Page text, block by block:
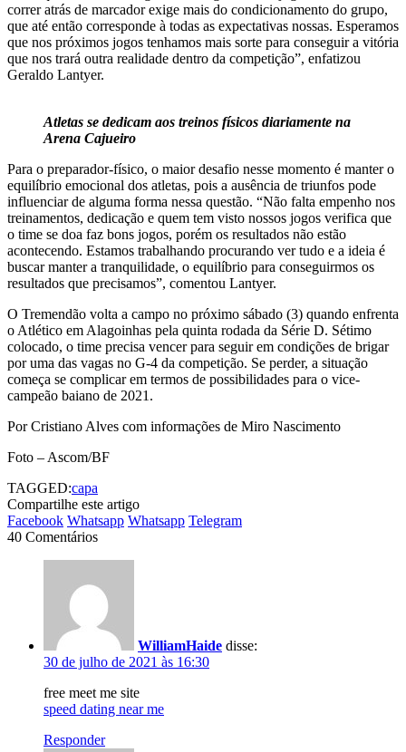
correr atrás de marcador exige mais do condicionamento do grupo,
que até então corresponde à todas as expectativas nossas. Esperamos
que nos próximos jogos tenhamos mais sorte para conseguir a vitória
que nos trará outra realidade dentro da competição”, enfatizou
Geraldo Lantyer.
Atletas se dedicam aos treinos físicos diariamente na
Arena Cajueiro
Para o preparador-físico, o maior desafio nesse momento é manter o
equilíbrio emocional dos atletas, pois a ausência de triunfos pode
influenciar de alguma forma nessa questão. “Não falta empenho nos
treinamentos, dedicação e quem tem visto nossos jogos verifica que
o time se doa faz bons jogos, porém os resultados não estão
acontecendo. Estamos trabalhando procurando ver tudo e a ideia é
buscar manter a tranquilidade, o equilíbrio para conseguirmos os
resultados que precisamos”, comentou Lantyer.
O Tremendão volta a campo no próximo sábado (3) quando enfrenta
o Atlético em Alagoinhas pela quinta rodada da Série D. Sétimo
colocado, o time precisa vencer para seguir em condições de brigar
por uma das vagas no G-4 da competição. Se perder, a situação
começa se complicar em termos de possibilidades para o vice-
campeão baiano de 2021.
Por Cristiano Alves com informações de Miro Nascimento
Foto – Ascom/BF
TAGGED:capa
Compartilhe este artigo
Facebook Whatsapp Whatsapp Telegram
40 Comentários
WilliamHaide disse:
30 de julho de 2021 às 16:30
free meet me site
speed dating near me
Responder